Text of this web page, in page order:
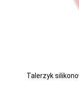
Talerzyk